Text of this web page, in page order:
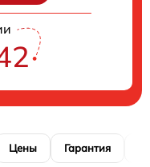
Цены Гарантия